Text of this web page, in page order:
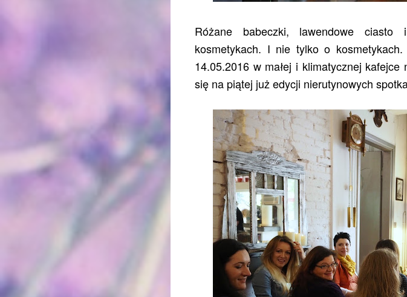
Różane babeczki, lawendowe
kosmetykach. I nie tylko o
14.05.2016 w małej i klimatycznej kafejce
się na piątej już edycji nierutynowych